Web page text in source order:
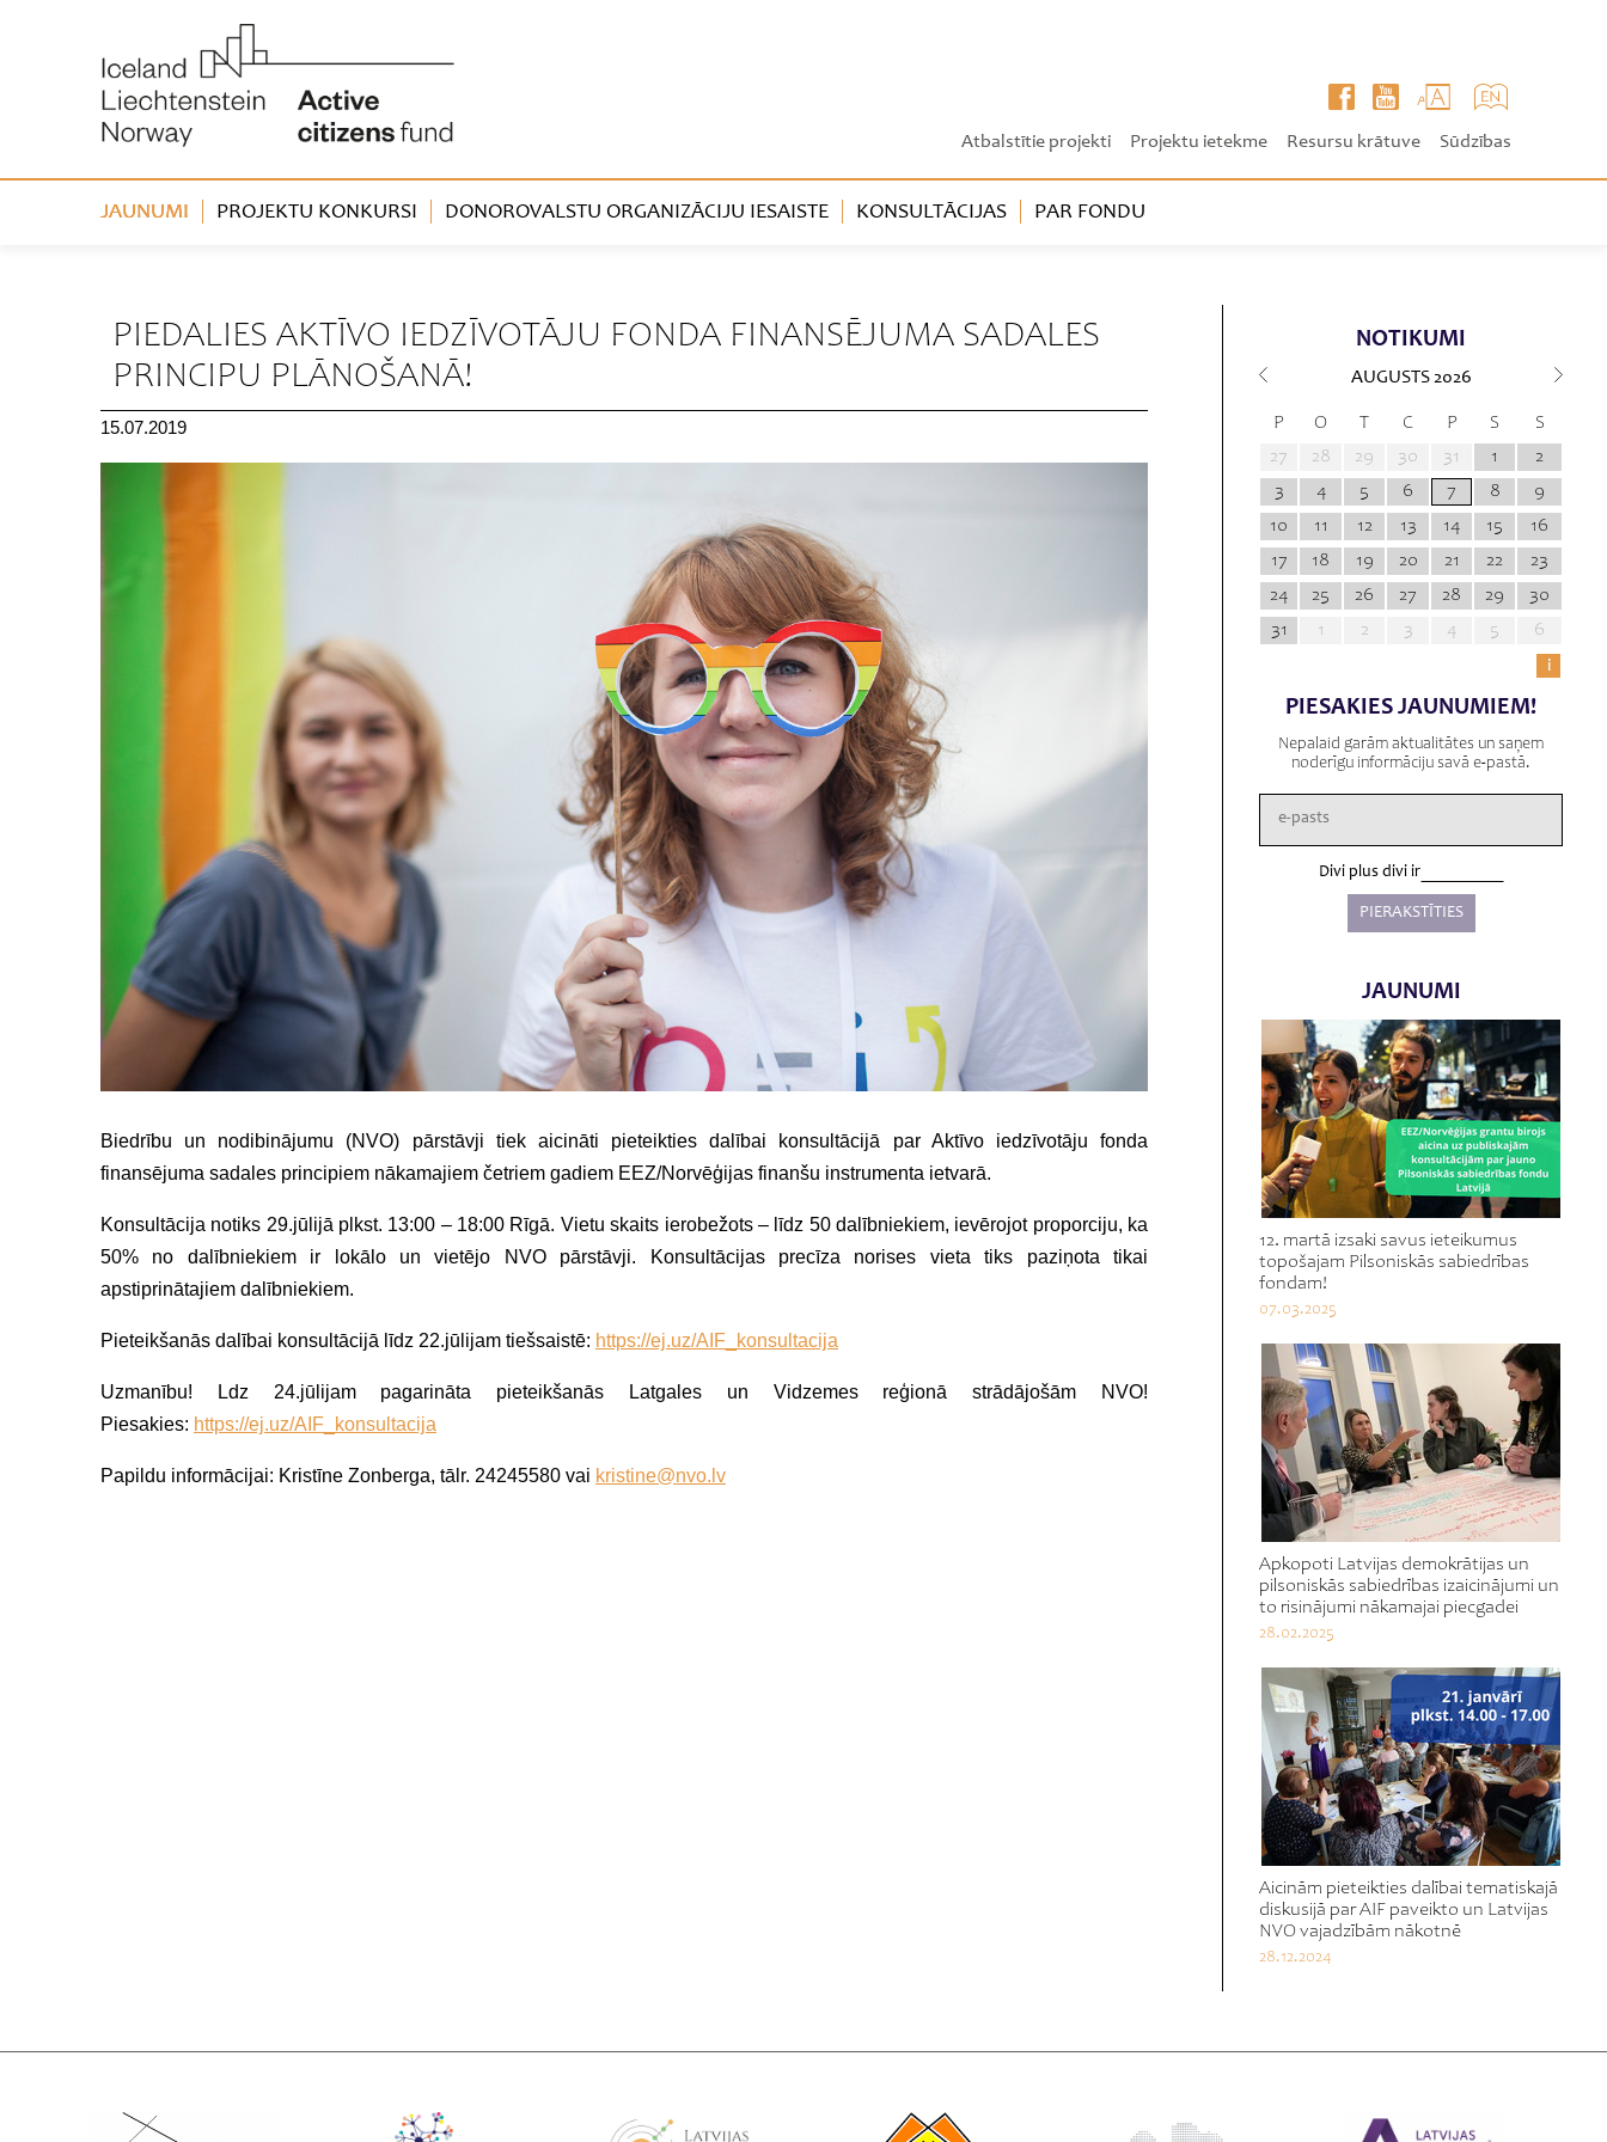
Atbalstītie projekti Projektu ietekme Resursu krātuve Sūdzības
JAUNUMI PROJEKTU KONKURSI DONOROVALSTU ORGANIZĀCIJU IESAISTE KONSULTĀCIJAS PAR FONDU
PIEDALIES AKTĪVO IEDZĪVOTĀJU FONDA FINANSĒJUMA SADALES
PRINCIPU PLĀNOŠANĀ!
15.07.2019
Biedrību un nodibinājumu (NVO) pārstāvji tiek aicināti pieteikties dalībai konsultācijā par Aktīvo iedzīvotāju fonda
finansējuma sadales principiem nākamajiem četriem gadiem EEZ/Norvēģijas finanšu instrumenta ietvarā.
Konsultācija notiks 29.jūlijā plkst. 13:00 – 18:00 Rīgā. Vietu skaits ierobežots – līdz 50 dalībniekiem, ievērojot proporciju, ka
50% no dalībniekiem ir lokālo un vietējo NVO pārstāvji. Konsultācijas precīza norises vieta tiks paziņota tikai
apstiprinātajiem dalībniekiem.
Pieteikšanās dalībai konsultācijā līdz 22.jūlijam tiešsaistē: https://ej.uz/AIF_konsultacija
Uzmanību! Ldz 24.jūlijam pagarināta pieteikšanās Latgales un Vidzemes reģionā strādājošām NVO!
Piesakies: https://ej.uz/AIF_konsultacija
Papildu informācijai: Kristīne Zonberga, tālr. 24245580 vai kristine@nvo.lv
NOTIKUMI
AUGUSTS 2026
P O T C P S
S
27
28 29 30 31 1
2
3
4 5 6 7 8
9
10
11 12 13 14 15
16
17
18 19 20 21 22
23
24
25 26 27 28 29
30
31
1 2 3 4 5
6
i
PIESAKIES JAUNUMIEM!
Nepalaid garām aktualitātes un saņem
noderīgu informāciju savā e-pastā.
Divi plus divi ir
JAUNUMI
12. martā izsaki savus ieteikumus
topošajam Pilsoniskās sabiedrības
fondam!
07.03.2025
Apkopoti Latvijas demokrātijas un
pilsoniskās sabiedrības izaicinājumi un
to risinājumi nākamajai piecgadei
28.02.2025
Aicinām pieteikties dalībai tematiskajā
diskusijā par AIF paveikto un Latvijas
NVO vajadzībām nākotnē
28.12.2024